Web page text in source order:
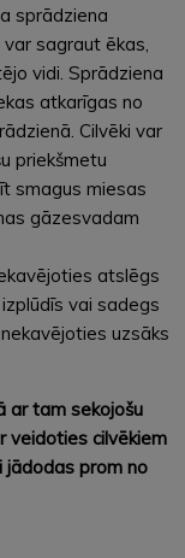
sprādziena
sagraut ēkas,
vidi. Sprādziena
atkarīgas no
Cilvēki var
priekšmetu
smagus miesas
gāzesvadam
atslēgs
vai sadegs
uzsāks
ar tam sekojošu
veidoties cilvēkiem
prom no